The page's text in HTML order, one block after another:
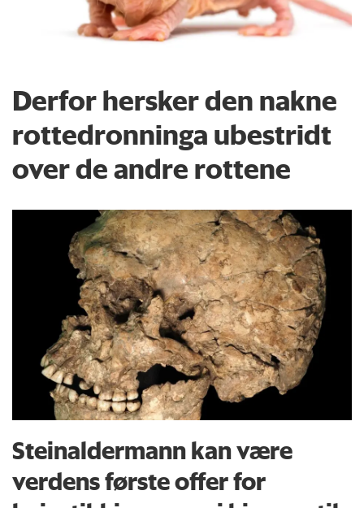
Derfor hersker den nakne
rottedronninga ubestridt
over de andre rottene
Steinaldermann kan være
verdens første offer for